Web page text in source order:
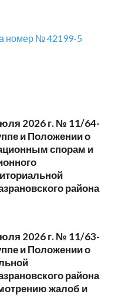
номер № 42199-5
2026 г. № 11/64-
и Положении о
спорам и
района
2026 г. № 11/63-
и Положении о
района
жалоб и